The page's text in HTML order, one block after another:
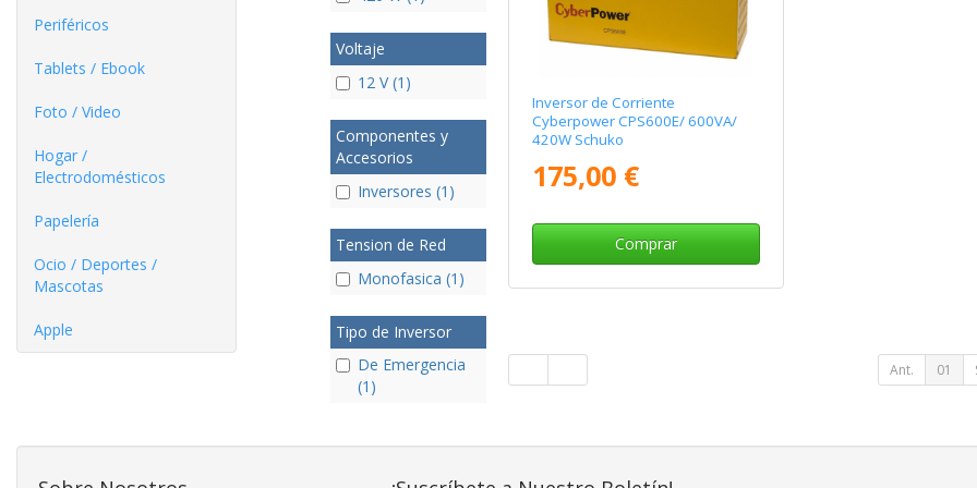
Periféricos
Tablets / Ebook
Foto / Video
Hogar /
Electrodomésticos
Papelería
Ocio / Deportes /
Mascotas
Apple
Voltaje
12 V (1)
Componentes y
Accesorios
Inversores (1)
Tension de Red
Monofasica (1)
Tipo de Inversor
De Emergencia
(1)
Inversor de Corriente
Cyberpower CPS600E/ 600VA/
420W Schuko
175,00 €
Comprar
Ant. 01